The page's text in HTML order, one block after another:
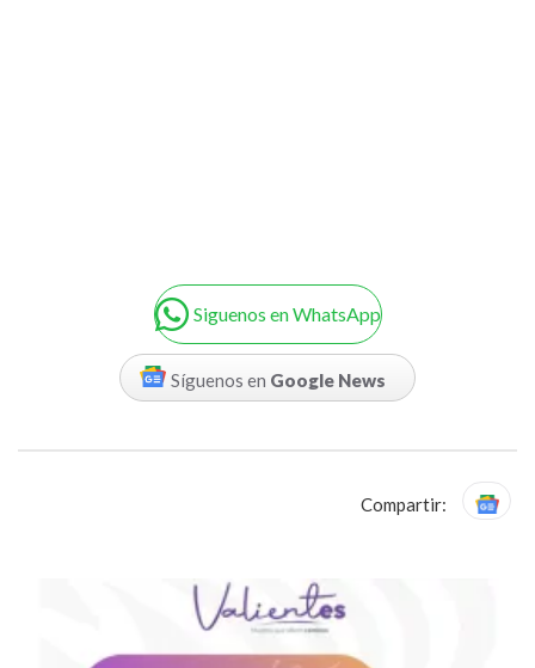
Siguenos en WhatsApp
Síguenos en Google News
Compartir: